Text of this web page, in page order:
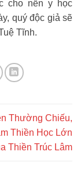
cho nền y học
quý độc giả sẽ
Tĩnh.
Thường Chiếu,
Thiền Học Lớn
Thiền Trúc Lâm